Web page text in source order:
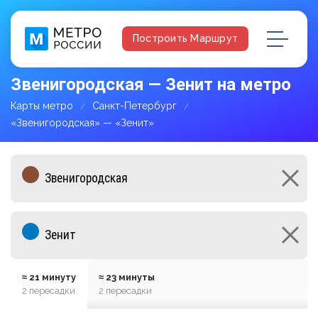
Построить Маршрут
Звенигородская — Зенит на метро
Карты метро
Санкт-Петербург
«Звенигородская» — «Зенит»
≈ 21 минуту
2 пересадки
≈ 23 минуты
2 пересадки